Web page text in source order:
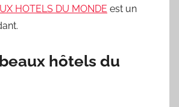
HOTELS DU MONDE est un
hôtels du